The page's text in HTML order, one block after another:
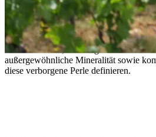
Nahe: Deutschlands
Riesling-Schatz
Entdecke Nahe, wo einige der feinsten
außergewöhnliche Mineralität sowie
diese verborgene Perle definieren.